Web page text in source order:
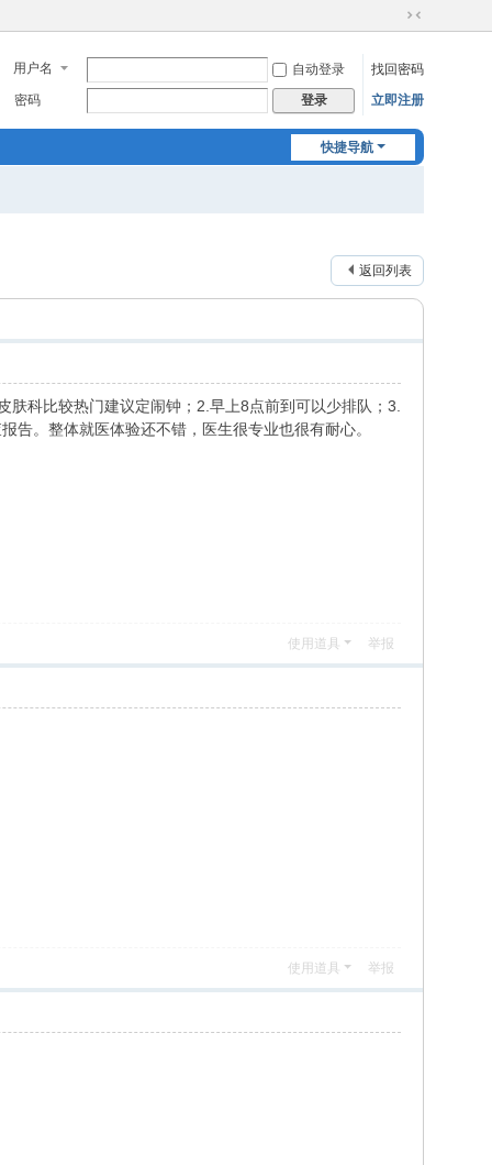
切
到
窄
用户名 自动登录
找回密码
密码
登录 立即注册
快捷导航
返回列表
科比较热门建议定闹钟；2.早上8点前到可以少排队；3.
告。整体就医体验还不错，医生很专业也很有耐心。
使用道具 举报
使用道具 举报